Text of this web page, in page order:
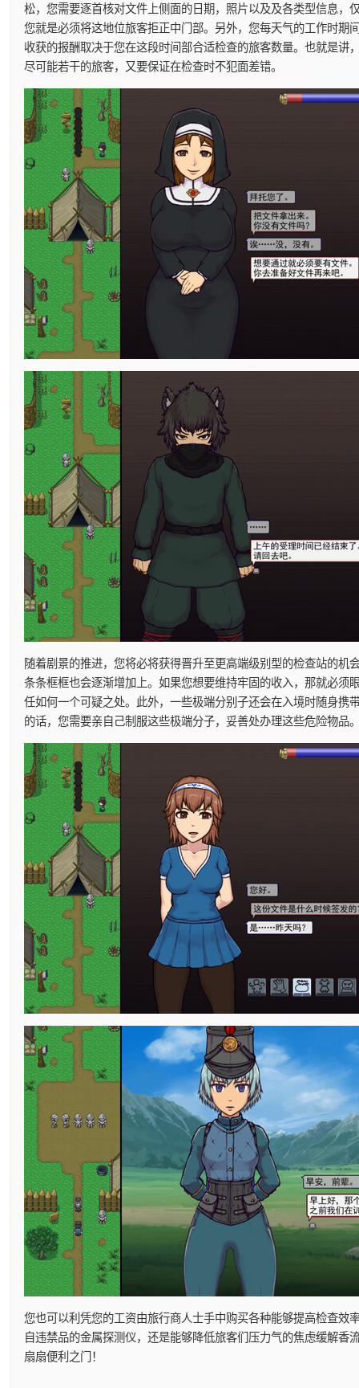
松，您需要逐首核对文件上侧面的日期，照片以及及各类型信息，
您就是必须将这地位旅客拒正中门部。另外，您每天气的工作时期
收获的报酬取决于您在这段时间部合适检查的旅客数量。也就是讲
尽可能若干的旅客，又要保证在检查时不犯面差错。
随着剧景的推进，您将必将获得晋升至更高端级别型的检查站的机
条条框框也会逐渐增加上。如果您想要维持牢固的收入，那就必须
任如何一个可疑之处。此外，一些极端分别子还会在入境时随身携
的话，您需要亲自己制服这些极端分子，妥善处办理这些危险物品
您也可以利凭您的工资由旅行商人士手中购买各种能够提高检查效
自违禁品的金属探测仪，还是能够降低旅客们压力气的焦虑缓解香
扇扇便利之门！